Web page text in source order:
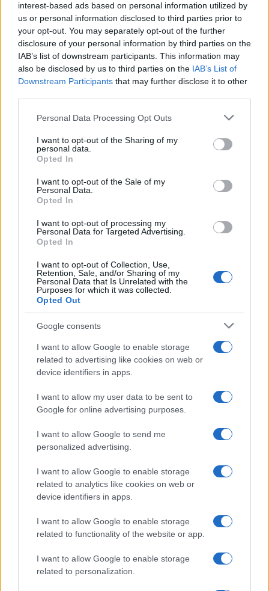
interest-based ads based on personal information utilized by
us or personal information disclosed to third parties prior to
your opt-out. You may separately opt-out of the further
disclosure of your personal information by third parties on the
IAB’s list of downstream participants. This information may
also be disclosed by us to third parties on the IAB’s List of
Downstream Participants that may further disclose it to other
Please note that this website/app uses one or more Google
not limited to your visit or usage behaviour. You may click to
grant or deny consent to Google and its third-party tags to
use your data for below specified purposes in below Google
consent section.
Personal Data Processing Opt Outs
I want to opt-out of the Sharing of my
personal data.
Opted In
I want to opt-out of the Sale of my
Personal Data.
Opted In
I want to opt-out of processing my
Personal Data for Targeted Advertising.
Opted In
I want to opt-out of Collection, Use,
Retention, Sale, and/or Sharing of my
Personal Data that Is Unrelated with the
Purposes for which it was collected.
Opted Out
Google consents
I want to allow Google to enable storage
related to advertising like cookies on web or
device identifiers in apps.
I want to allow my user data to be sent to
Google for online advertising purposes.
I want to allow Google to send me
personalized advertising.
I want to allow Google to enable storage
related to analytics like cookies on web or
device identifiers in apps.
I want to allow Google to enable storage
related to functionality of the website or app.
I want to allow Google to enable storage
related to personalization.
Inviaci le tue segnalazioni,
i tuoi video e le tue foto
Su WhatsApp al numero +39
345 356 7512
Notizie in tempo reale?
GalluraOggi.it
Condividi l'articolo
F
a
ce
b
o
o
k
T
w
it
te
r
Pi
n
te
re
st
h
at
s
A
p
p
h
a
Articolo precedente
Prossimo articolo
Sangue, musica e solidarietà con Avis Olbia al
Delta Center
Meteo Olbia 9 agosto, temperature in calo
Salmo finisce in ospedale a Catania, ma il tour